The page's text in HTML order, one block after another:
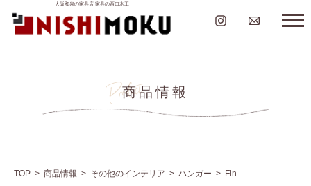
大阪和泉の家具店 家具の西口木工
商品情報
TOP 商品情報 その他のインテリア ハンガー Fin